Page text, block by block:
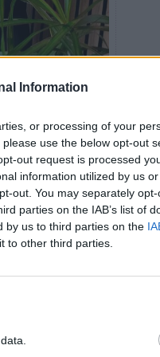
Information
or processing of your
use the below opt-out
out request is processed
information utilized by us
out. You may separately
parties on the IAB’s list of
by us to third parties on the
to other third parties.
(M),
har länge
inne gör
bryr sig inte om
är 25 längre,
komma ut på
alla äldre att